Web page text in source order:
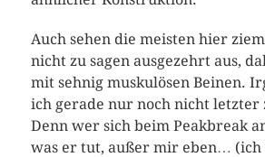
Auch sehen die meisten hier
nicht zu sagen ausgezehrt aus,
mit sehnig muskulösen Beinen.
ich gerade nur noch nicht letzter
Denn wer sich beim Peakbreak
was er tut, außer mir eben… (ich